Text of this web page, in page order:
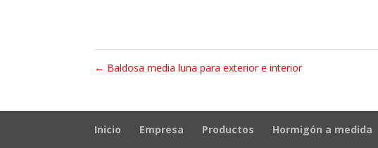
← Baldosa media luna para exterior e interior
Inicio Empresa Productos Hormigón a medida